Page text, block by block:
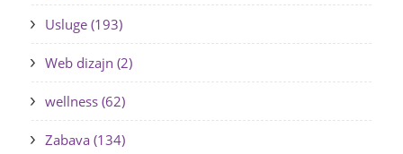
Usluge (193)
Web dizajn (2)
wellness (62)
Zabava (134)